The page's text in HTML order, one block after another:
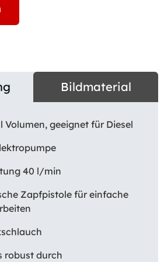
Bildmaterial
Volumen, geeignet für Diesel
40 l/min
Zapfpistole für einfache
robust durch